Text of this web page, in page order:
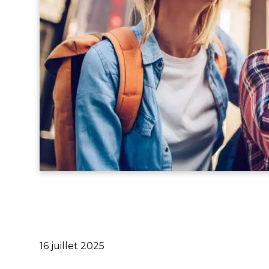
Publié
16 juillet 2025